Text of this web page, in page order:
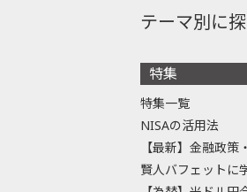
テーマ別に
特集
特集一覧
NISAの活用法
【最新】金融政策
賢人バフェットに